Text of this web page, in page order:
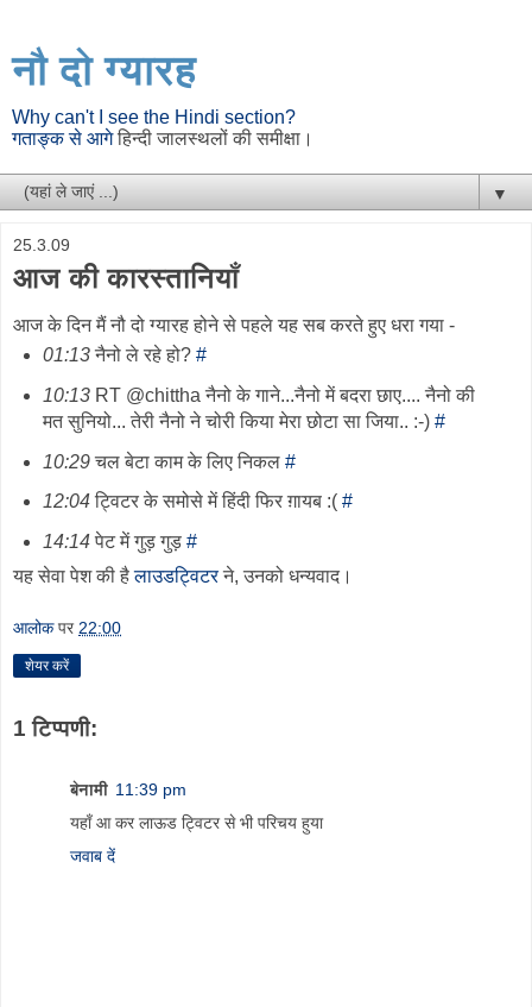
नौ दो ग्यारह
Why can't I see the Hindi section?
गताङ्क से आगेहिन्दी जालस्थलों की समीक्षा।
▼
25.3.09
आज की कारस्तानियाँ
आज के दिन मैं नौ दो ग्यारह होने से पहले यह सब करते हुए धरा गया -
01:13नैनो ले रहे हो? #
10:13RT @chittha नैनो के गाने...नैनो में बदरा छाए.... नैनो की
मत सुनियो... तेरी नैनो ने चोरी किया मेरा छोटा सा जिया.. :-) #
10:29चल बेटा काम के लिए निकल #
12:04ट्विटर के समोसे में हिंदी फिर ग़ायब :( #
14:14पेट में गुड़ गुड़ #
यह सेवा पेश की हैलाउडट्विटरने, उनको धन्यवाद।
आलोक पर 22:00
शेयर करें
1 टिप्पणी:
बेनामी 11:39 pm
यहाँ आ कर लाऊड ट्विटर से भी परिचय हुया
जवाब दें